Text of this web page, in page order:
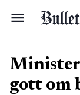
gott om